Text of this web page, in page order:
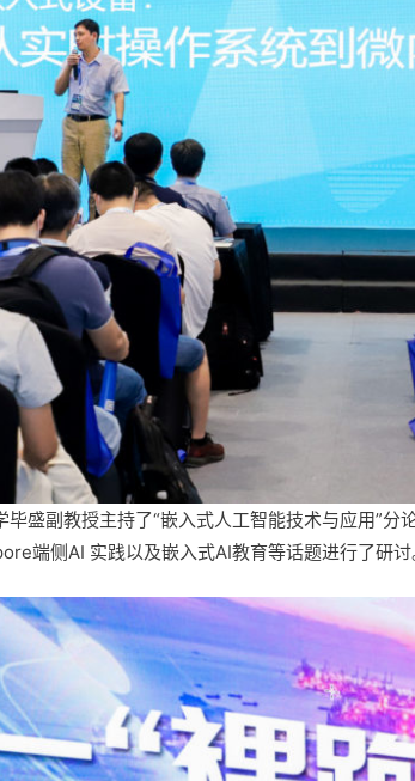
盛副教授主持了“嵌入式人工智能技术与应用”
端侧AI 实践以及嵌入式AI教育等话题进行了研讨